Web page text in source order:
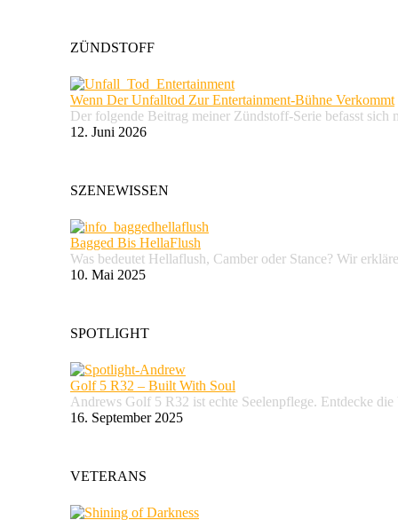
ZÜNDSTOFF
Wenn Der Unfalltod Zur Entertainment-Bühne Verkommt
Der folgende Beitrag meiner Zündstoff-Serie befasst
12. Juni 2026
SZENEWISSEN
Bagged Bis HellaFlush
Was bedeutet Hellaflush, Camber oder Stance? Wir
10. Mai 2025
SPOTLIGHT
Golf 5 R32 – Built With Soul
Andrews Golf 5 R32 ist echte Seelenpflege. Entdecke
16. September 2025
VETERANS